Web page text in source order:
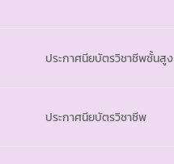
ประกาศนียบัตรวิชาชีพชั้นสูง
ประกาศนียบัตรวิชาชีพ